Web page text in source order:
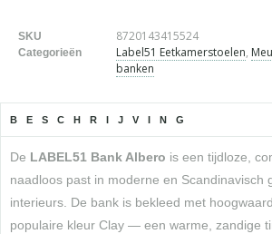
SKU 8720143415524
Categorieën Label51 Eetkamerstoelen,
banken
BESCHRIJVING
De LABEL51 Bank Albero is een tijdloze,
naadloos past in moderne en Scandinavisch
interieurs. De bank is bekleed met
populaire kleur Clay — een warme, zandige